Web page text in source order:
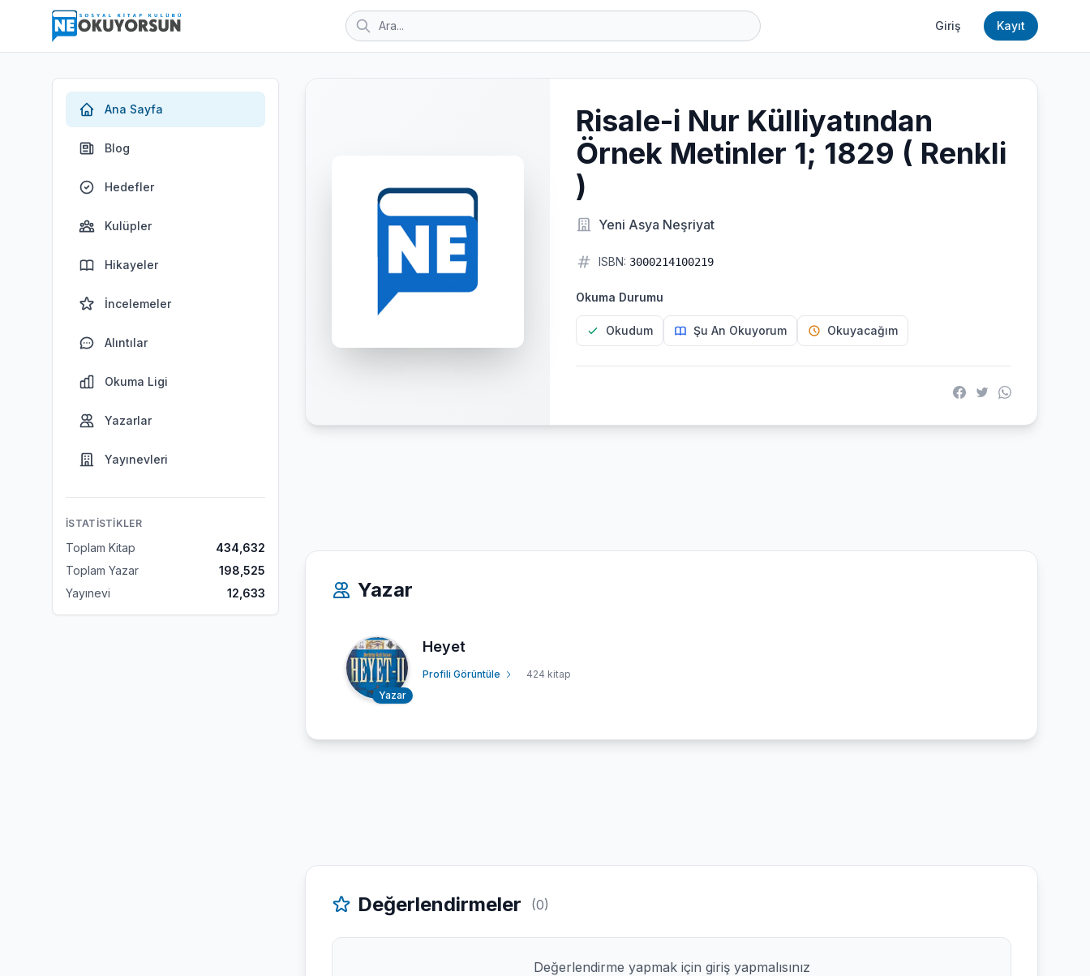
Giriş Kayıt
Ana Sayfa
Blog
Hedefler
Kulüpler
Hikayeler
İncelemeler
Alıntılar
Okuma Ligi
Yazarlar
Yayınevleri
İSTATISTIKLER
Toplam Kitap
434,632
Toplam Yazar
198,525
Yayınevi
12,633
Risale-i Nur Külliyatından
Örnek Metinler 1; 1829 ( Renkli
)
Yeni Asya Neşriyat
ISBN: 3000214100219
Okuma Durumu
Okudum Şu An Okuyorum Okuyacağım
Yazar
Yazar
Heyet
Profili Görüntüle 424 kitap
Değerlendirmeler (0)
Değerlendirme yapmak için giriş yapmalısınız